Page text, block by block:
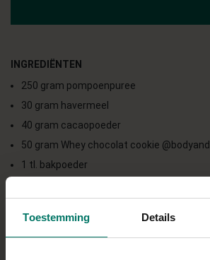
Toestemming Details
INGREDIËNTEN
250 gram pompoenpuree
30 gram havermeel
40 gram cacaopoeder
50 gram Whey chocolat cookie
1 tl. bakpoeder
Direct in je mandje bij: